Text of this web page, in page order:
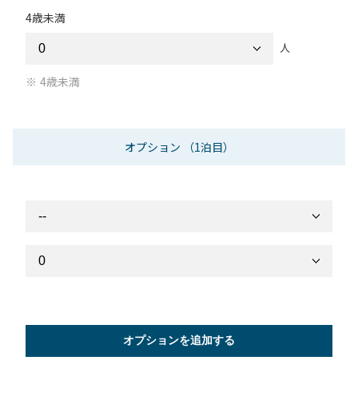
4歳未満
人
4歳未満
オプション （1泊目）
オプションを追加する